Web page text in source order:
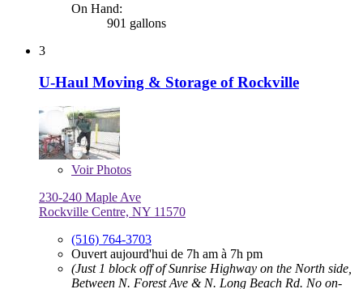
On Hand:
901 gallons
3
U-Haul Moving & Storage of Rockville
VoirPhotos
230-240 Maple Ave
Rockville Centre, NY 11570
(516) 764-3703
Ouvert aujourd'hui de 7h am à 7h pm
(Just 1 block off of Sunrise Highway on the North side,
Between N. Forest Ave & N. Long Beach Rd. No on-